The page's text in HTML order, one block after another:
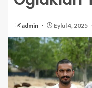
admin Eylül 4, 2025